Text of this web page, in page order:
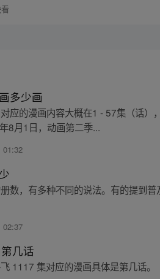
多少画
对应的漫画内容大概在1 - 57集（话
8月1日，动画第二季...
01:32
数，有多种不同的说法。有的提到
02:37
几话
1117 集对应的漫画具体是第几话。